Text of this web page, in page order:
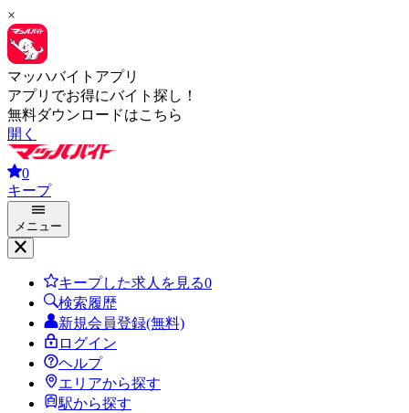
×
マッハバイトアプリ
アプリでお得にバイト探し！
無料ダウンロードはこちら
開く
0
キープ
メニュー
キープした求人を見る0
検索履歴
新規会員登録(無料)
ログイン
ヘルプ
エリアから探す
駅から探す